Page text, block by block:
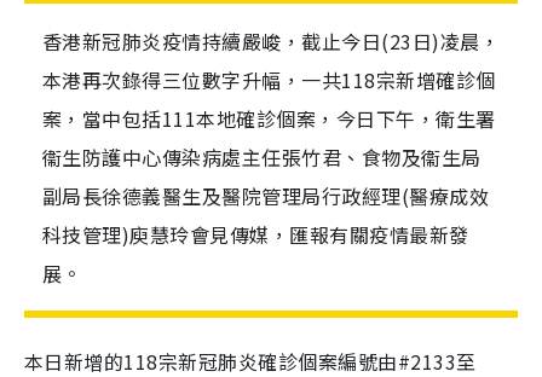
香港新冠肺炎疫情持續嚴峻，截止今日(23日)凌晨，
本港再次錄得三位數字升幅，一共118宗新增確診個
案，當中包括111本地確診個案，今日下午，衛生署
衞生防護中心傳染病處主任張竹君、食物及衞生局
副局長徐德義醫生及醫院管理局行政經理(醫療成效
科技管理)庾慧玲會見傳媒，匯報有關疫情最新發
展。
本日新增的118宗新冠肺炎確診個案編號由#2133至